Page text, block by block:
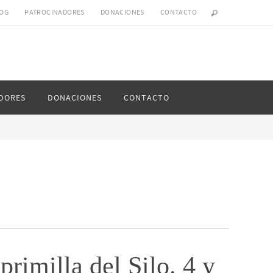
PATROCINADORES DONACIONES CONTACTO
DONACIONES CONTACTO
primilla del Silo. 4 y